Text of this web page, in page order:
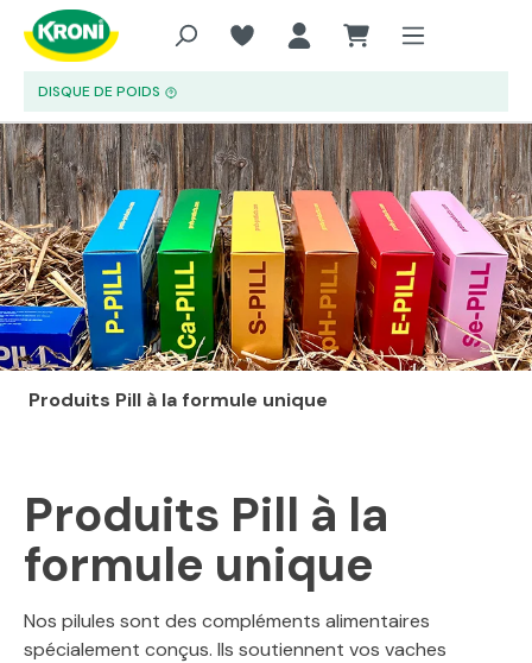
Aller au contenu principal
DISQUE DE POIDS
Produits Pill à la formule unique
Produits Pill à la
formule unique
Nos pilules sont des compléments alimentaires
spécialement conçus. Ils soutiennent vos vaches